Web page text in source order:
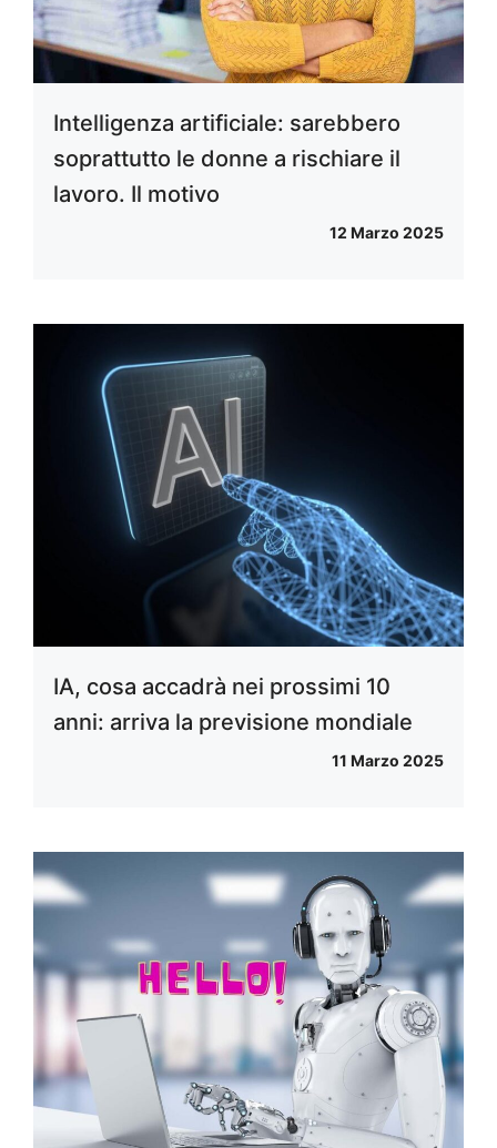
Intelligenza artificiale: sarebbero
soprattutto le donne a rischiare il
lavoro. Il motivo
12 Marzo 2025
IA, cosa accadrà nei prossimi 10
anni: arriva la previsione mondiale
11 Marzo 2025